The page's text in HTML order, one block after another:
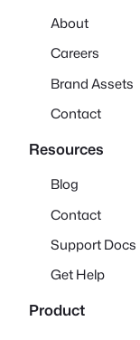
About
Careers
Brand Assets
Contact
Resources
Blog
Contact
Support Docs
Get Help
Product